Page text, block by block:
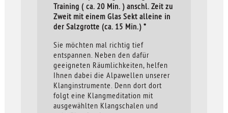
Training ( ca. 20 Min. ) anschl. Zeit zu
Zweit mit einem Glas Sekt alleine in
der Salzgrotte (ca. 15 Min.) *
Sie möchten mal richtig tief
entspannen. Neben den dafür
geeigneten Räumlichkeiten, helfen
Ihnen dabei die Alpawellen unserer
Klanginstrumente. Denn dort dort
folgt eine Klangmeditation mit
ausgewählten Klangschalen und